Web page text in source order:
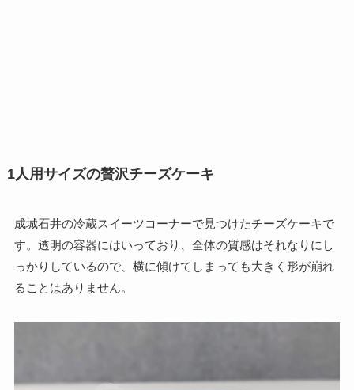
1人用サイズの贅沢チーズケーキ
成城石井の冷蔵スイーツコーナーで見つけたチーズケーキで
す。透明の容器にはいっており、全体の質感はそれなりにし
っかりしているので、横に傾けてしまっても大きく形が崩れ
ることはありません。